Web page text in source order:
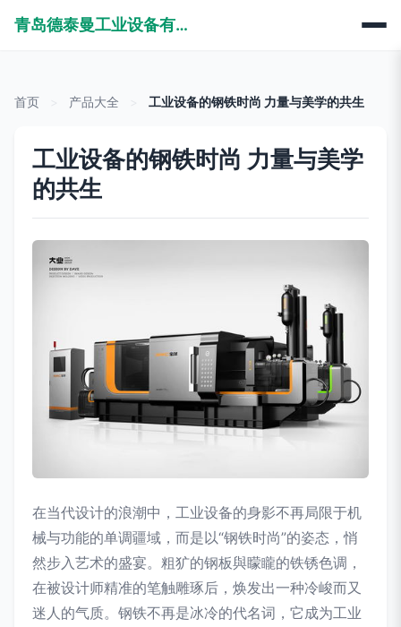
青岛德泰曼工业设备有限公司
首页 产品大全 工业设备的钢铁时尚 力量与美学的共生
工业设备的钢铁时尚 力量与美学
的共生
在当代设计的浪潮中，工业设备的身影不再局限于机
械与功能的单调疆域，而是以“钢铁时尚”的姿态，悄
然步入艺术的盛宴。粗犷的钢板與矇矓的铁锈色调，
在被设计师精准的笔触雕琢后，焕发出一种冷峻而又
迷人的气质。钢铁不再是冰冷的代名词，它成为工业